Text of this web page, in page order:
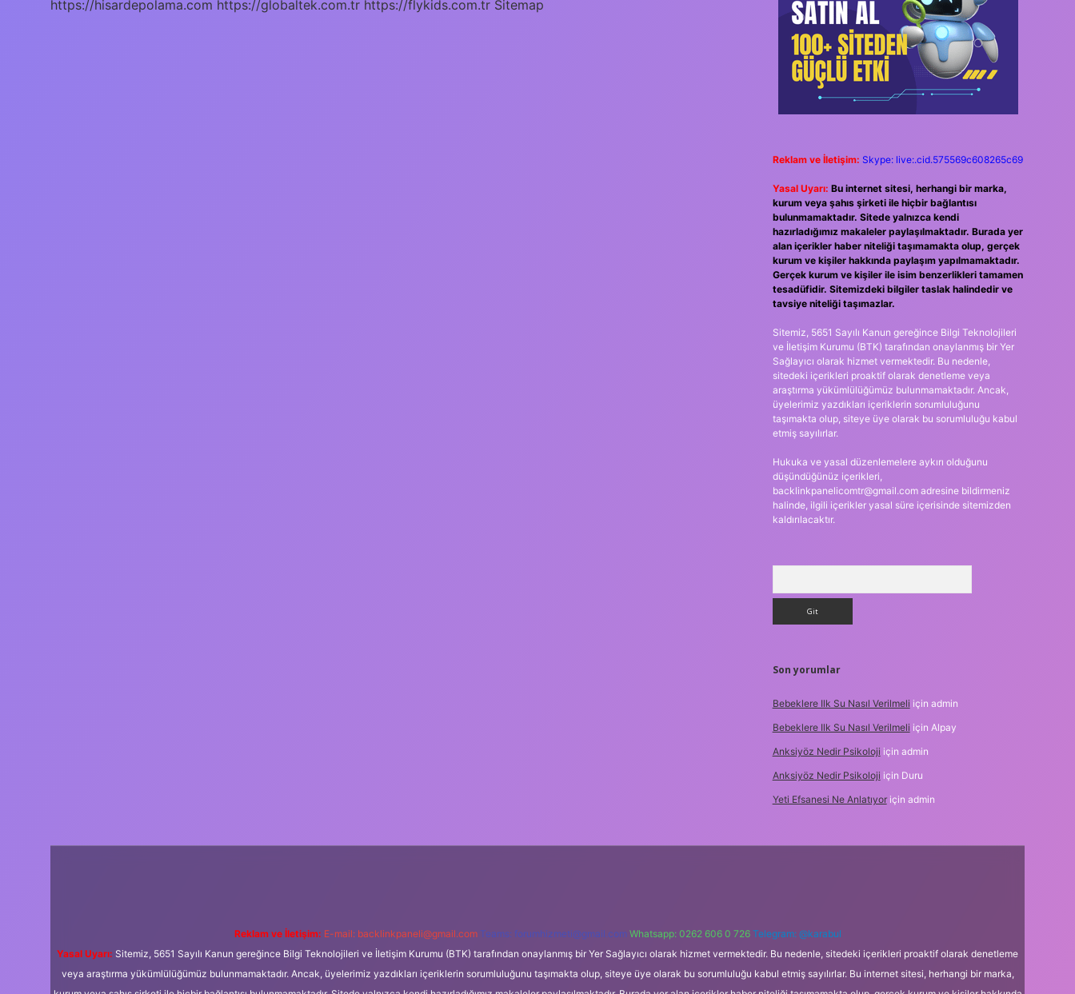
https://hisardepolama.com https://globaltek.com.tr https://flykids.com.tr Sitemap
Reklam ve İletişim: Skype: live:.cid.575569c608265c69
Yasal Uyarı: Bu internet sitesi, herhangi bir marka,
kurum veya şahıs şirketi ile hiçbir bağlantısı
bulunmamaktadır. Sitede yalnızca kendi
hazırladığımız makaleler paylaşılmaktadır. Burada yer
alan içerikler haber niteliği taşımamakta olup, gerçek
kurum ve kişiler hakkında paylaşım yapılmamaktadır.
Gerçek kurum ve kişiler ile isim benzerlikleri tamamen
tesadüfidir. Sitemizdeki bilgiler taslak halindedir ve
tavsiye niteliği taşımazlar.
Sitemiz, 5651 Sayılı Kanun gereğince Bilgi Teknolojileri
ve İletişim Kurumu (BTK) tarafından onaylanmış bir Yer
Sağlayıcı olarak hizmet vermektedir. Bu nedenle,
sitedeki içerikleri proaktif olarak denetleme veya
araştırma yükümlülüğümüz bulunmamaktadır. Ancak,
üyelerimiz yazdıkları içeriklerin sorumluluğunu
taşımakta olup, siteye üye olarak bu sorumluluğu kabul
etmiş sayılırlar.
Hukuka ve yasal düzenlemelere aykırı olduğunu
düşündüğünüz içerikleri,
backlinkpanelicomtr@gmail.comadresine bildirmeniz
halinde, ilgili içerikler yasal süre içerisinde sitemizden
kaldırılacaktır.
Son yorumlar
Bebeklere Ilk Su Nasıl Verilmeli için admin
Bebeklere Ilk Su Nasıl Verilmeli için Alpay
Anksiyöz Nedir Psikoloji için admin
Anksiyöz Nedir Psikoloji için Duru
Yeti Efsanesi Ne Anlatıyoriçin admin
Reklam ve İletişim: E-mail: backlinkpaneli@gmail.com Teams: forumhizmeti@gmail.com Whatsapp: 0262 606 0 726 Telegram: @karabul
Yasal Uyarı: Sitemiz, 5651 Sayılı Kanun gereğince Bilgi Teknolojileri ve İletişim Kurumu (BTK) tarafından onaylanmış bir Yer Sağlayıcı olarak hizmet vermektedir. Bu nedenle, sitedeki içerikleri proaktif olarak denetleme
veya araştırma yükümlülüğümüz bulunmamaktadır. Ancak, üyelerimiz yazdıkları içeriklerin sorumluluğunu taşımakta olup, siteye üye olarak bu sorumluluğu kabul etmiş sayılırlar. Bu internet sitesi, herhangi bir marka,